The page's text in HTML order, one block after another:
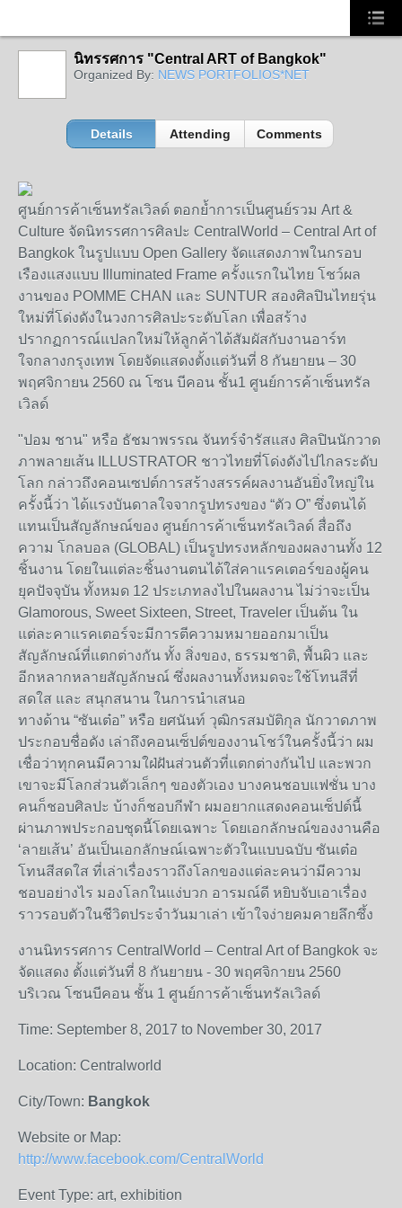
นิทรรศการ "Central ART of Bangkok"
Organized By: NEWS PORTFOLIOS*NET
Details Attending Comments
ศูนย์การค้าเซ็นทรัลเวิลด์ ตอกย้ำการเป็นศูนย์รวม Art &
Culture จัดนิทรรศการศิลปะ CentralWorld – Central Art of
Bangkok ในรูปแบบ Open Gallery จัดแสดงภาพในกรอบ
เรืองแสงแบบ Illuminated Frame ครั้งแรกในไทย โชว์ผล
งานของ POMME CHAN และ SUNTUR สองศิลปินไทยรุ่น
ใหม่ที่โด่งดังในวงการศิลปะระดับโลก เพื่อสร้าง
ปรากฏการณ์แปลกใหม่ให้ลูกค้าได้สัมผัสกับงานอาร์ท
ใจกลางกรุงเทพ โดยจัดแสดงตั้งแต่วันที่ 8 กันยายน – 30
พฤศจิกายน 2560 ณ โซน บีคอน ชั้น1 ศูนย์การค้าเซ็นทรัล
เวิลด์
"ปอม ชาน" หรือ ธัชมาพรรณ จันทร์จำรัสแสง ศิลปินนักวาด
ภาพลายเส้น ILLUSTRATOR ชาวไทยที่โด่งดังไปไกลระดับ
โลก กล่าวถึงคอนเซปต์การสร้างสรรค์ผลงานอันยิ่งใหญ่ใน
ครั้งนี้ว่า ได้แรงบันดาลใจจากรูปทรงของ “ตัว O” ซึ่งตนได้
แทนเป็นสัญลักษณ์ของ ศูนย์การค้าเซ็นทรัลเวิลด์ สื่อถึง
ความ โกลบอล (GLOBAL) เป็นรูปทรงหลักของผลงานทั้ง 12
ชิ้นงาน โดยในแต่ละชิ้นงานตนได้ใส่คาแรคเตอร์ของผู้คน
ยุคปัจจุบัน ทั้งหมด 12 ประเภทลงไปในผลงาน ไม่ว่าจะเป็น
Glamorous, Sweet Sixteen, Street, Traveler เป็นต้น ใน
แต่ละคาแรคเตอร์จะมีการตีความหมายออกมาเป็น
สัญลักษณ์ที่แตกต่างกัน ทั้ง สิ่งของ, ธรรมชาติ, พื้นผิว และ
อีกหลากหลายสัญลักษณ์ ซึ่งผลงานทั้งหมดจะใช้โทนสีที่
สดใส และ สนุกสนาน ในการนำเสนอ
ทางด้าน “ซันเต๋อ” หรือ ยศนันท์ วุฒิกรสมบัติกุล นักวาดภาพ
ประกอบชื่อดัง เล่าถึงคอนเซ็ปต์ของงานโชว์ในครั้งนี้ว่า ผม
เชื่อว่าทุกคนมีความใฝ่ฝันส่วนตัวที่แตกต่างกันไป และพวก
เขาจะมีโลกส่วนตัวเล็กๆ ของตัวเอง บางคนชอบแฟชั่น บาง
คนก็ชอบศิลปะ บ้างก็ชอบกีฬา ผมอยากแสดงคอนเซ็ปต์นี้
ผ่านภาพประกอบชุดนี้โดยเฉพาะ โดยเอกลักษณ์ของงานคือ
‘ลายเส้น’ อันเป็นเอกลักษณ์เฉพาะตัวในแบบฉบับ ซันเต๋อ
โทนสีสดใส ที่เล่าเรื่องราวถึงโลกของแต่ละคนว่ามีความ
ชอบอย่างไร มองโลกในแง่บวก อารมณ์ดี หยิบจับเอาเรื่อง
ราวรอบตัวในชีวิตประจำวันมาเล่า เข้าใจง่ายคมคายลึกซึ้ง
งานนิทรรศการ CentralWorld – Central Art of Bangkok จะ
จัดแสดง ตั้งแต่วันที่ 8 กันยายน - 30 พฤศจิกายน 2560
บริเวณ โซนบีคอน ชั้น 1 ศูนย์การค้าเซ็นทรัลเวิลด์
Time: September 8, 2017 to November 30, 2017
Location: Centralworld
City/Town: Bangkok
Website or Map:
http://www.facebook.com/CentralWorld
Event Type: art, exhibition